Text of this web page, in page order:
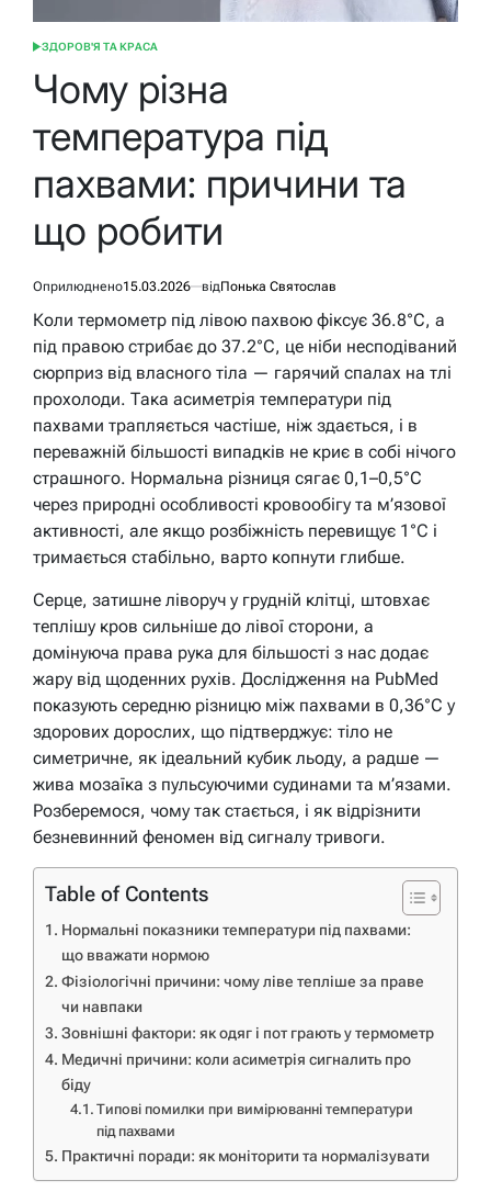
ОПУБЛІКУВАТИ
ЗДОРОВ'Я ТА КРАСА
Чому різна
температура під
пахвами: причини та
що робити
Оприлюднено15.03.2026 відПонька Святослав
Коли термометр під лівою пахвою фіксує 36.8°C, а
під правою стрибає до 37.2°C, це ніби несподіваний
сюрприз від власного тіла — гарячий спалах на тлі
прохолоди. Така асиметрія температури під
пахвами трапляється частіше, ніж здається, і в
переважній більшості випадків не криє в собі нічого
страшного. Нормальна різниця сягає 0,1–0,5°C
через природні особливості кровообігу та м’язової
активності, але якщо розбіжність перевищує 1°C і
тримається стабільно, варто копнути глибше.
Серце, затишне ліворуч у грудній клітці, штовхає
теплішу кров сильніше до лівої сторони, а
домінуюча права рука для більшості з нас додає
жару від щоденних рухів. Дослідження на PubMed
показують середню різницю між пахвами в 0,36°C у
здорових дорослих, що підтверджує: тіло не
симетричне, як ідеальний кубик льоду, а радше —
жива мозаїка з пульсуючими судинами та м’язами.
Розберемося, чому так стається, і як відрізнити
безневинний феномен від сигналу тривоги.
Table of Contents
Нормальні показники температури під пахвами:
що вважати нормою
Фізіологічні причини: чому ліве тепліше за праве
чи навпаки
Зовнішні фактори: як одяг і пот грають у термометр
Медичні причини: коли асиметрія сигналить про
біду
Типові помилки при вимірюванні температури
під пахвами
Практичні поради: як моніторити та нормалізувати